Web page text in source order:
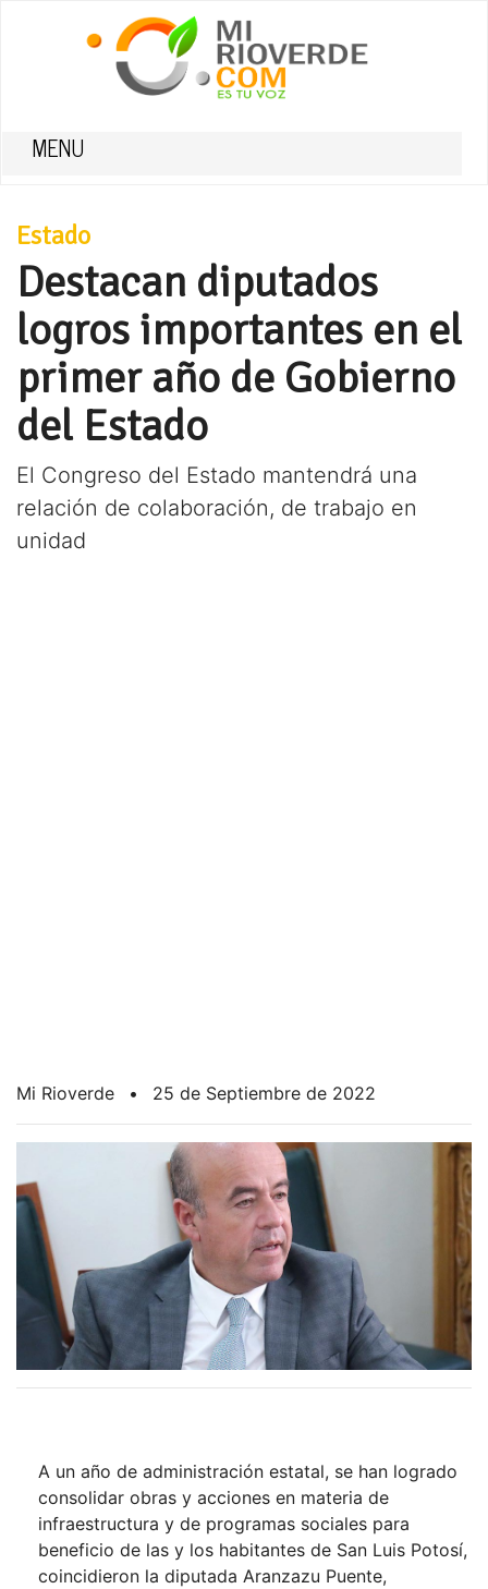
MENU
Estado
Destacan diputados
logros importantes en el
primer año de Gobierno
del Estado
El Congreso del Estado mantendrá una
relación de colaboración, de trabajo en
unidad
Mi Rioverde • 25 de Septiembre de 2022
A un año de administración estatal, se han logrado
consolidar obras y acciones en materia de
infraestructura y de programas sociales para
beneficio de las y los habitantes de San Luis Potosí,
coincidieron la diputada Aranzazu Puente,